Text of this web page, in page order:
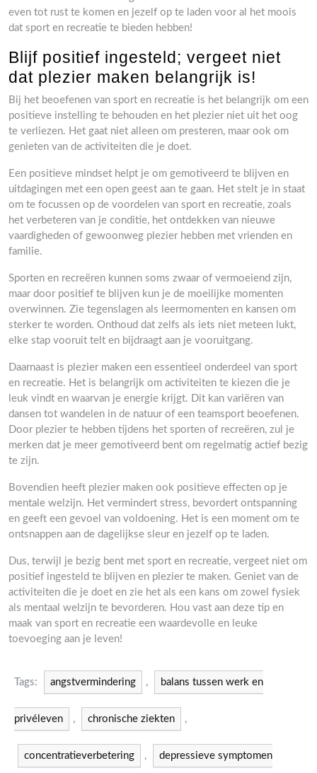
even tot rust te komen en jezelf op te laden voor al het moois
dat sport en recreatie te bieden hebben!
Blijf positief ingesteld; vergeet niet
dat plezier maken belangrijk is!
Bij het beoefenen van sport en recreatie is het belangrijk om een
positieve instelling te behouden en het plezier niet uit het oog
te verliezen. Het gaat niet alleen om presteren, maar ook om
genieten van de activiteiten die je doet.
Een positieve mindset helpt je om gemotiveerd te blijven en
uitdagingen met een open geest aan te gaan. Het stelt je in staat
om te focussen op de voordelen van sport en recreatie, zoals
het verbeteren van je conditie, het ontdekken van nieuwe
vaardigheden of gewoonweg plezier hebben met vrienden en
familie.
Sporten en recreëren kunnen soms zwaar of vermoeiend zijn,
maar door positief te blijven kun je de moeilijke momenten
overwinnen. Zie tegenslagen als leermomenten en kansen om
sterker te worden. Onthoud dat zelfs als iets niet meteen lukt,
elke stap vooruit telt en bijdraagt aan je vooruitgang.
Daarnaast is plezier maken een essentieel onderdeel van sport
en recreatie. Het is belangrijk om activiteiten te kiezen die je
leuk vindt en waarvan je energie krijgt. Dit kan variëren van
dansen tot wandelen in de natuur of een teamsport beoefenen.
Door plezier te hebben tijdens het sporten of recreëren, zul je
merken dat je meer gemotiveerd bent om regelmatig actief bezig
te zijn.
Bovendien heeft plezier maken ook positieve effecten op je
mentale welzijn. Het vermindert stress, bevordert ontspanning
en geeft een gevoel van voldoening. Het is een moment om te
ontsnappen aan de dagelijkse sleur en jezelf op te laden.
Dus, terwijl je bezig bent met sport en recreatie, vergeet niet om
positief ingesteld te blijven en plezier te maken. Geniet van de
activiteiten die je doet en zie het als een kans om zowel fysiek
als mentaal welzijn te bevorderen. Hou vast aan deze tip en
maak van sport en recreatie een waardevolle en leuke
toevoeging aan je leven!
Tags: angstvermindering , balans tussen werk en
privéleven , chronische ziekten ,
concentratieverbetering , depressieve symptomen